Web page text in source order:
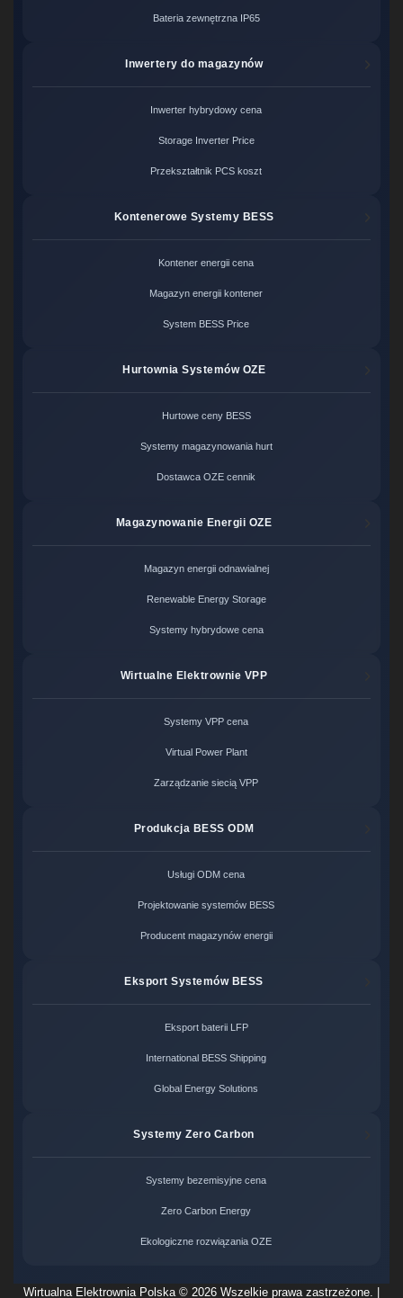
Bateria zewnętrzna IP65
Inwertery do magazynów
Inwerter hybrydowy cena
Storage Inverter Price
Przekształtnik PCS koszt
Kontenerowe Systemy BESS
Kontener energii cena
Magazyn energii kontener
System BESS Price
Hurtownia Systemów OZE
Hurtowe ceny BESS
Systemy magazynowania hurt
Dostawca OZE cennik
Magazynowanie Energii OZE
Magazyn energii odnawialnej
Renewable Energy Storage
Systemy hybrydowe cena
Wirtualne Elektrownie VPP
Systemy VPP cena
Virtual Power Plant
Zarządzanie siecią VPP
Produkcja BESS ODM
Usługi ODM cena
Projektowanie systemów BESS
Producent magazynów energii
Eksport Systemów BESS
Eksport baterii LFP
International BESS Shipping
Global Energy Solutions
Systemy Zero Carbon
Systemy bezemisyjne cena
Zero Carbon Energy
Ekologiczne rozwiązania OZE
Wirtualna Elektrownia Polska © 2026 Wszelkie prawa zastrzeżone. |